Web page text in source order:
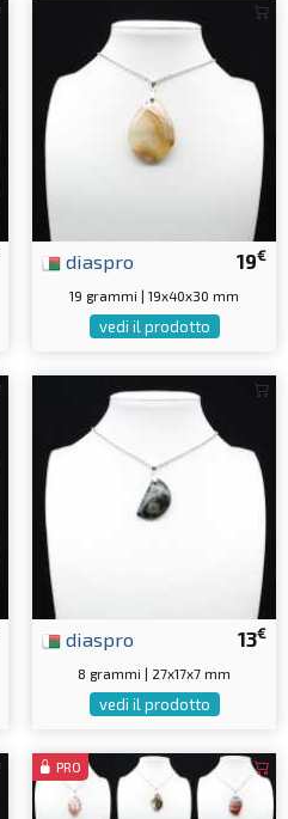
19€
diaspro
19 grammi | 19x40x30 mm
vedi il prodotto
13€
diaspro
8 grammi | 27x17x7 mm
vedi il prodotto
PRO